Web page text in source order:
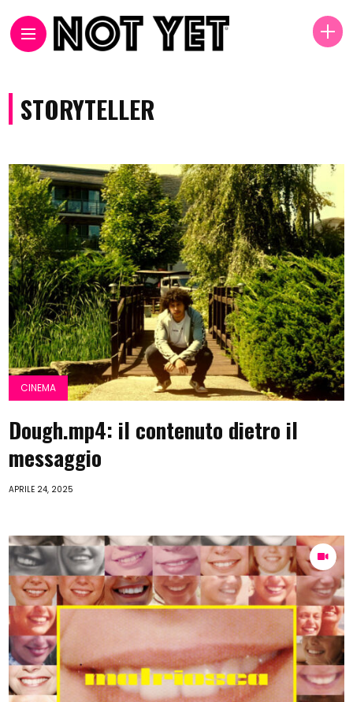
STORYTELLER
CINEMA
Dough.mp4: il contenuto dietro il
messaggio
APRILE 24, 2025